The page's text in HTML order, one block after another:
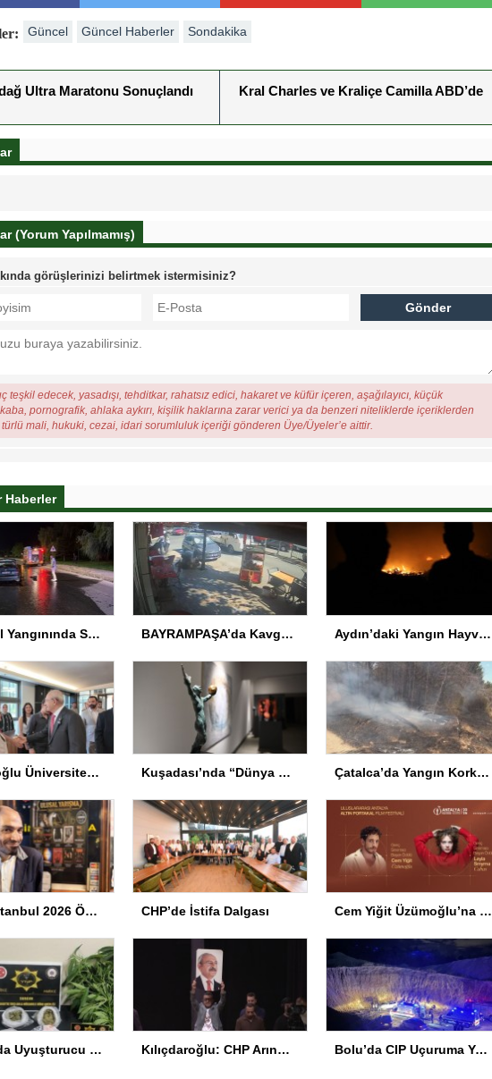
Güncel Güncel Haberler Sondakika
Ultra Maratonu Sonuçlandı Kral Charles ve Kraliçe Camilla ABD’de
(Yorum Yapılmamış)
görüşlerinizi belirtmek istermisiniz?
teşkil edecek, yasadışı, tehditkar, rahatsız edici, hakaret ve küfür içeren, aşağılayıcı, küçük
pornografik, ahlaka aykırı, kişilik haklarına zarar verici ya da benzeri niteliklerde içeriklerden
mali, hukuki, cezai, idari sorumluluk içeriği gönderen Üye/Üyeler’e aittir.
Haberler
Otomobil Yangınında Sürücü Yaralandı BAYRAMPAŞA’da Kavga: Bir Kişi Hayatını Kaybetti Aydın’daki Yangın Hayvan Tahliyesine Sebep Oldu
Kılıçdaroğlu Üniversitesi Tercih Merkezi’ni Ziyaret Etti Kuşadası’nda “Dünya Hâlâ Çiçek Açıyor” sergisi sanatseverlerle buluşuyor Çatalca’da Yangın Korkuttu
Fantasİstanbul 2026 Ödül Töreni Yapıldı CHP’de İstifa Dalgası Cem Yiğit Üzümoğlu’na Genç Başarı Ödülü
Sorgun’da Uyuşturucu Operasyonu Kılıçdaroğlu: CHP Arınmak Zorunda Bolu’da CIP Uçuruma Yuvarlandı: 2 Ölü, 1 Yaralı